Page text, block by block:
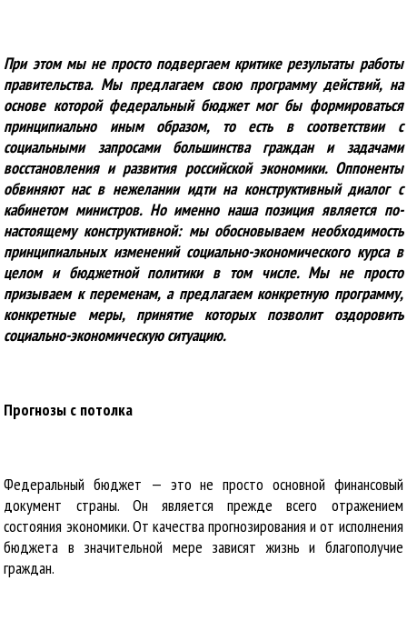
При этом мы не просто подвергаем критике результаты работы
правительства. Мы предлагаем свою программу действий, на
основе которой федеральный бюджет мог бы формироваться
принципиально иным образом, то есть в соответствии с
социальными запросами большинства граждан и задачами
восстановления и развития российской экономики. Оппоненты
обвиняют нас в нежелании идти на конструктивный диалог с
кабинетом министров. Но именно наша позиция является по-
настоящему конструктивной: мы обосновываем необходимость
принципиальных изменений социально-экономического курса в
целом и бюджетной политики в том числе. Мы не просто
призываем к переменам, а предлагаем конкретную программу,
конкретные меры, принятие которых позволит оздоровить
социально-экономическую ситуацию.
Прогнозы с потолка
Федеральный бюджет — это не просто основной финансовый
документ страны. Он является прежде всего отражением
состояния экономики. От качества прогнозирования и от исполнения
бюджета в значительной мере зависят жизнь и благополучие
граждан.